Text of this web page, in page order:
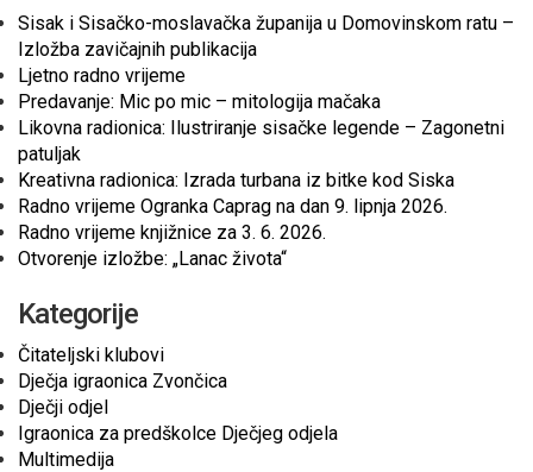
Sisak i Sisačko-moslavačka županija u Domovinskom ratu –
Izložba zavičajnih publikacija
Ljetno radno vrijeme
Predavanje: Mic po mic – mitologija mačaka
Likovna radionica: Ilustriranje sisačke legende – Zagonetni
patuljak
Kreativna radionica: Izrada turbana iz bitke kod Siska
Radno vrijeme Ogranka Caprag na dan 9. lipnja 2026.
Radno vrijeme knjižnice za 3. 6. 2026.
Otvorenje izložbe: „Lanac života“
Kategorije
Čitateljski klubovi
Dječja igraonica Zvončica
Dječji odjel
Igraonica za predškolce Dječjeg odjela
Multimedija